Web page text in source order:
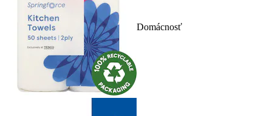
Domácnosť